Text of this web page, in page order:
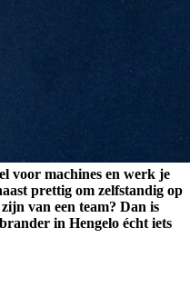
voor machines en werk je
prettig om zelfstandig op
van een team? Dan is
in Hengelo écht iets